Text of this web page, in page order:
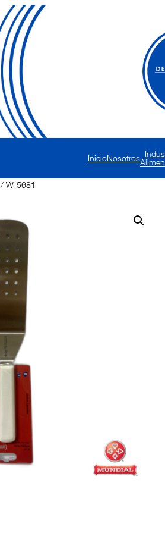
InicioNosotros
/ W-5681